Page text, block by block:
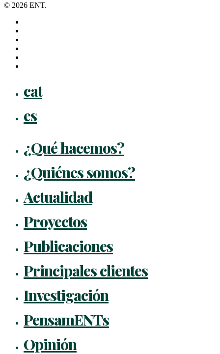
© 2026 ENT.
cat
es
¿Qué hacemos?
¿Quiénes somos?
Actualidad
Proyectos
Publicaciones
Principales clientes
Investigación
PensamENTs
Opinión